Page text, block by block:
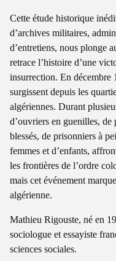
Cette étude historique
d’archives militaires,
d’entretiens, nous plonge
retrace l’histoire d’une
insurrection. En décembre
surgissent depuis les
algériennes. Durant
d’ouvriers en guenilles, de
blessés, de prisonniers à
femmes et d’enfants,
les frontières de l’ordre
mais cet événement
algérienne.
Mathieu Rigouste, né en
sociologue et essayiste
sciences sociales.